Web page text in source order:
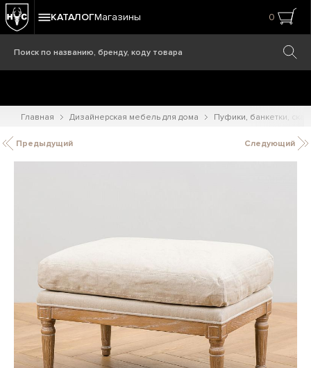
КАТАЛОГМагазины 0
Главная Дизайнерская мебель для дома Пуфики, банкетки,
Предыдущий Следующий